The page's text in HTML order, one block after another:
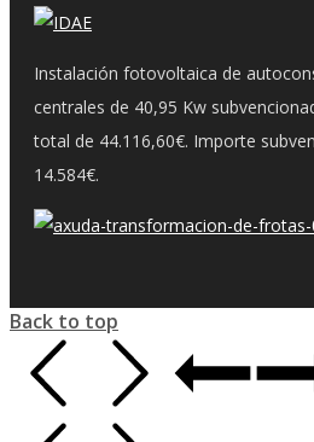
Instalación fotovoltaica de
centrales de 40,95 Kw
total de 44.116,60€. Importe
14.584€.
Back to top